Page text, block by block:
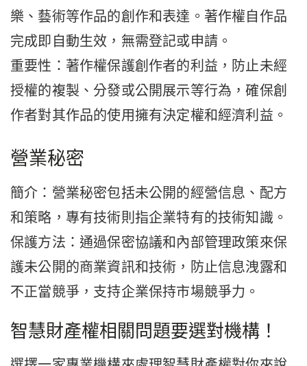
樂、藝術等作品的創作和表達。著作權自作品
完成即自動生效，無需登記或申請。
重要性：著作權保護創作者的利益，防止未經
授權的複製、分發或公開展示等行為，確保創
作者對其作品的使用擁有決定權和經濟利益。
營業秘密
簡介：營業秘密包括未公開的經營信息、配方
和策略，專有技術則指企業特有的技術知識。
保護方法：通過保密協議和內部管理政策來保
護未公開的商業資訊和技術，防止信息洩露和
不正當競爭，支持企業保持市場競爭力。
智慧財產權相關問題要選對機構！